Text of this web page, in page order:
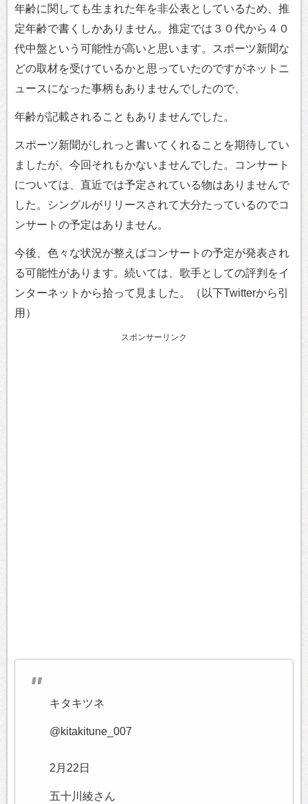
年齢に関しても生まれた年を非公表としているため、推
定年齢で書くしかありません。推定では３０代から４０
代中盤という可能性が高いと思います。スポーツ新聞な
どの取材を受けているかと思っていたのですがネットニ
ュースになった事柄もありませんでしたので、
年齢が記載されることもありませんでした。
スポーツ新聞がしれっと書いてくれることを期待してい
ましたが、今回それもかないませんでした。コンサート
については、直近では予定されている物はありませんで
した。シングルがリリースされて大分たっているのでコ
ンサートの予定はありません。
今後、色々な状況が整えばコンサートの予定が発表され
る可能性があります。続いては、歌手としての評判をイ
ンターネットから拾って見ました。（以下Twitterから引
用）
スポンサーリンク
キタキツネ
@kitakitune_007
2月22日
五十川綾さん